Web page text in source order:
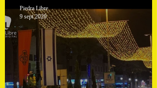
Piedra Libre
9 sept 2020